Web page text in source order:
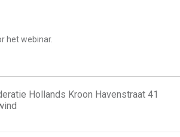
het webinar.
Hollands Kroon Havenstraat 41